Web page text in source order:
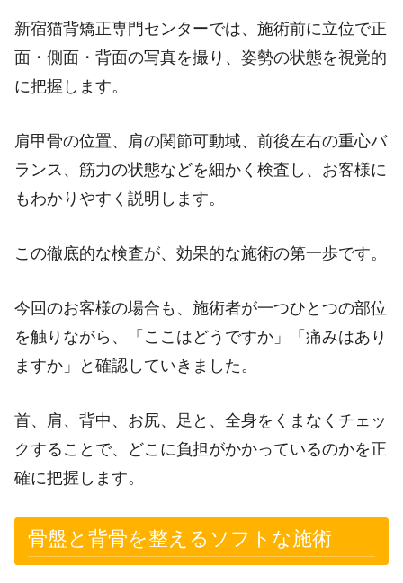
新宿猫背矯正専門センターでは、施術前に立位で正
面・側面・背面の写真を撮り、姿勢の状態を視覚的
に把握します。
肩甲骨の位置、肩の関節可動域、前後左右の重心バ
ランス、筋力の状態などを細かく検査し、お客様に
もわかりやすく説明します。
この徹底的な検査が、効果的な施術の第一歩です。
今回のお客様の場合も、施術者が一つひとつの部位
を触りながら、「ここはどうですか」「痛みはあり
ますか」と確認していきました。
首、肩、背中、お尻、足と、全身をくまなくチェッ
クすることで、どこに負担がかかっているのかを正
確に把握します。
骨盤と背骨を整えるソフトな施術